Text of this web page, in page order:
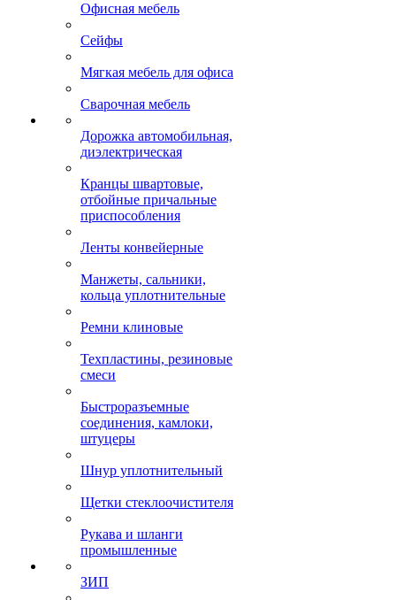
Офисная мебель
Сейфы
Мягкая мебель для офиса
Сварочная мебель
Дорожка автомобильная,
диэлектрическая
Кранцы швартовые,
отбойные причальные
приспособления
Ленты конвейерные
Манжеты, сальники,
кольца уплотнительные
Ремни клиновые
Техпластины, резиновые
смеси
Быстроразъемные
соединения, камлоки,
штуцеры
Шнур уплотнительный
Щетки стеклоочистителя
Рукава и шланги
промышленные
ЗИП